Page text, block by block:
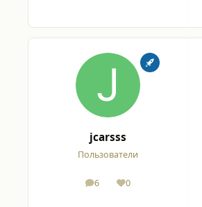
jcarsss
Пользователи
6
сообщения
0
Репутация